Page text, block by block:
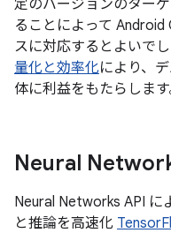
定のバージョンのター
ることによって
スに対応するとよいで
量化と効率化により、
体に利益をもたらします
Neural
Neural Networks API に
と推論を高速化